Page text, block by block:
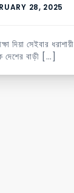
দিয়া সেইবার ধরাশায়ী
বাড়ী […]